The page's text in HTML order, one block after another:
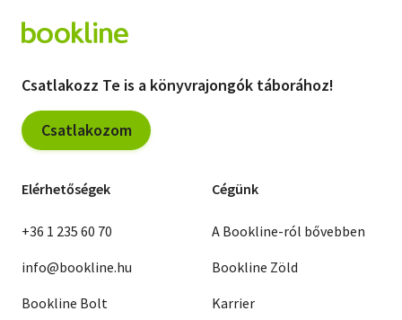
Csatlakozz Te is a könyvrajongók táborához!
Csatlakozom
Elérhetőségek
+36 1 235 60 70
info@bookline.hu
Bookline Bolt
Cégünk
A Bookline-ról bővebben
Bookline Zöld
Karrier